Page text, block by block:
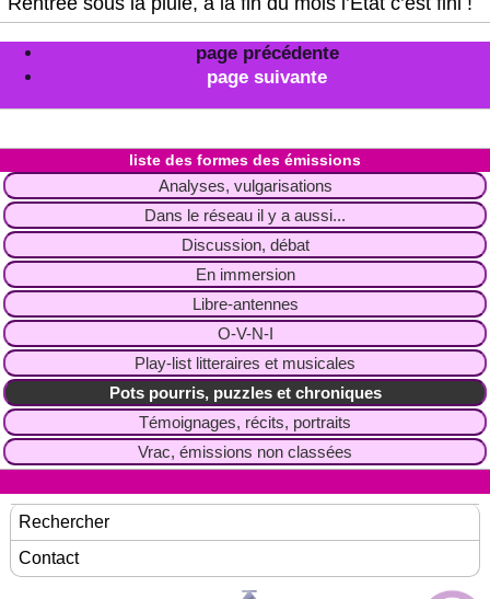
page précédente
page suivante
liste des formes des émissions
Analyses, vulgarisations
Dans le réseau il y a aussi...
Discussion, débat
En immersion
Libre-antennes
O-V-N-I
Play-list litteraires et musicales
Pots pourris, puzzles et chroniques
Témoignages, récits, portraits
Vrac, émissions non classées
Rechercher
Contact